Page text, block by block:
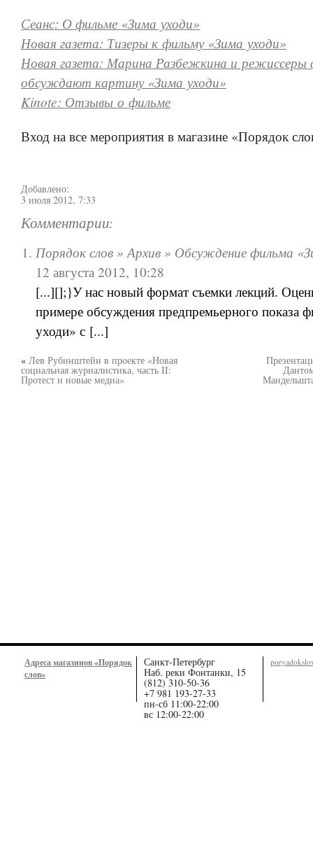
Сеанс: О фильме «Зима уходи»
Новая газета: Тизеры к фильму «Зима уходи»
Новая газета: Марина Разбежкина и режиссеры
обсуждают картину «Зима уходи»
Kinote: Отзывы о фильме
Вход на все мероприятия в магазине «Порядок
Добавлено:
3 июля 2012, 7:33
Комментарии:
Порядок слов » Архив » Обсуждение фильма
12 августа 2012, 10:28
[...][];}У нас новый формат съемки лекций.
примере обсуждения предпремьерного показа
уходи» с [...]
« Лев Рубинштейн в проекте «Новая
социальная журналистика, часть II:
Протест и новые медиа»
Адреса магазинов «Порядок
слов»
Санкт-Петербург
Наб. реки Фонтанки, 15
(812) 310-50-36
+7 981 193-27-33
пн-сб 11:00-22:00
вс 12:00-22:00